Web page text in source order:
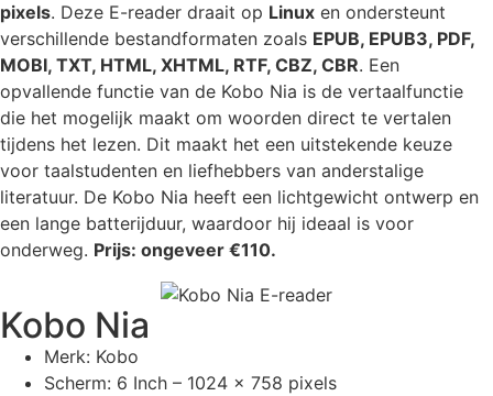
pixels. Deze E-reader draait op Linux en ondersteunt
verschillende bestandformaten zoals EPUB, EPUB3, PDF,
MOBI, TXT, HTML, XHTML, RTF, CBZ, CBR. Een
opvallende functie van de Kobo Nia is de vertaalfunctie
die het mogelijk maakt om woorden direct te vertalen
tijdens het lezen. Dit maakt het een uitstekende keuze
voor taalstudenten en liefhebbers van anderstalige
literatuur. De Kobo Nia heeft een lichtgewicht ontwerp en
een lange batterijduur, waardoor hij ideaal is voor
onderweg. Prijs: ongeveer €110.
Kobo Nia
Merk: Kobo
Scherm: 6 Inch – 1024 x 758 pixels